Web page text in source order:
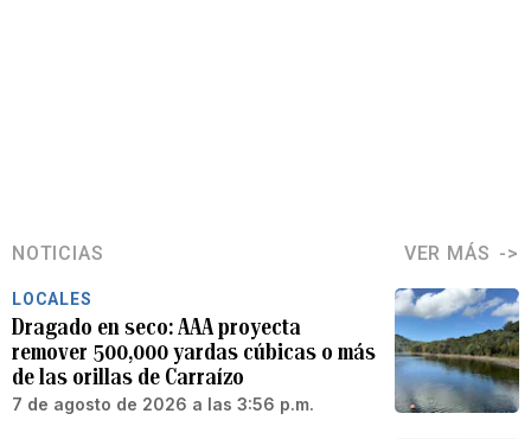
NOTICIAS VER MÁS
LOCALES
Dragado en seco: AAA proyecta
remover 500,000 yardas cúbicas o más
de las orillas de Carraízo
7 de agosto de 2026 a las 3:56 p.m.